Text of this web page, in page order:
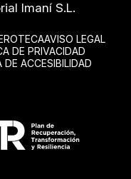
Imaní S.L.
AVISO LEGAL
DE PRIVACIDAD
DE ACCESIBILIDAD